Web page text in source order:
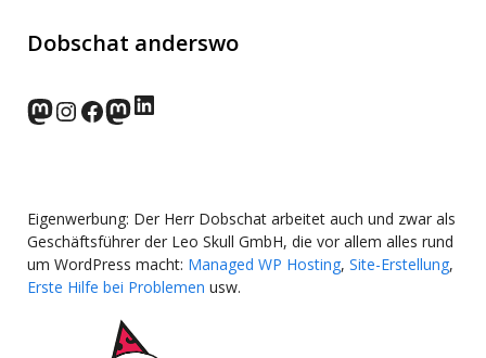
Dobschat anderswo
norden.social
Instagram
Facebook
wp-punks.social
LinkedIn
Eigenwerbung: Der Herr Dobschat arbeitet auch und zwar als
Geschäftsführer der Leo Skull GmbH, die vor allem alles rund
um WordPress macht: Managed WP Hosting, Site-Erstellung,
Erste Hilfe bei Problemen usw.